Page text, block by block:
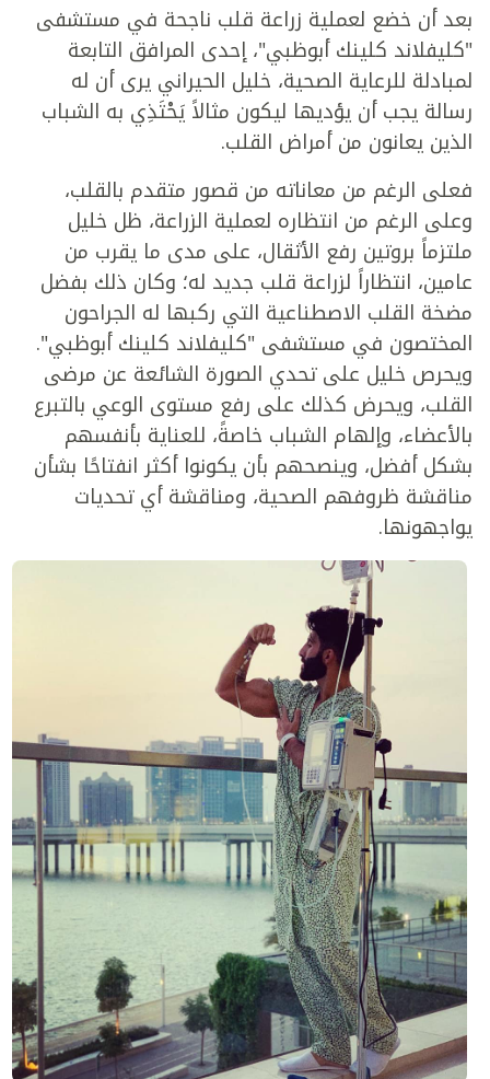
بعد أن خضع لعملية زراعة قلب ناجحة في مستشفى
"كليفلاند كلينك أبوظبي"، إحدى المرافق التابعة
لمبادلة للرعاية الصحية، خليل الحيراني يرى أن له
رسالة يجب أن يؤديها ليكون مثالاً يَحْتَذِي به الشباب
الذين يعانون من أمراض القلب.
فعلى الرغم من معاناته من قصور متقدم بالقلب،
وعلى الرغم من انتظاره لعملية الزراعة، ظل خليل
ملتزماً بروتين رفع الأثقال، على مدى ما يقرب من
عامين، انتظاراً لزراعة قلب جديد له؛ وكان ذلك بفضل
مضخة القلب الاصطناعية التي ركبها له الجراحون
المختصون في مستشفى "كليفلاند كلينك أبوظبي".
ويحرص خليل على تحدي الصورة الشائعة عن مرضى
القلب، ويحرض كذلك على رفع مستوى الوعي بالتبرع
بالأعضاء، وإلهام الشباب خاصةً، للعناية بأنفسهم
بشكل أفضل، وينصحهم بأن يكونوا أكثر انفتاحًا بشأن
مناقشة ظروفهم الصحية، ومناقشة أي تحديات
يواجهونها.